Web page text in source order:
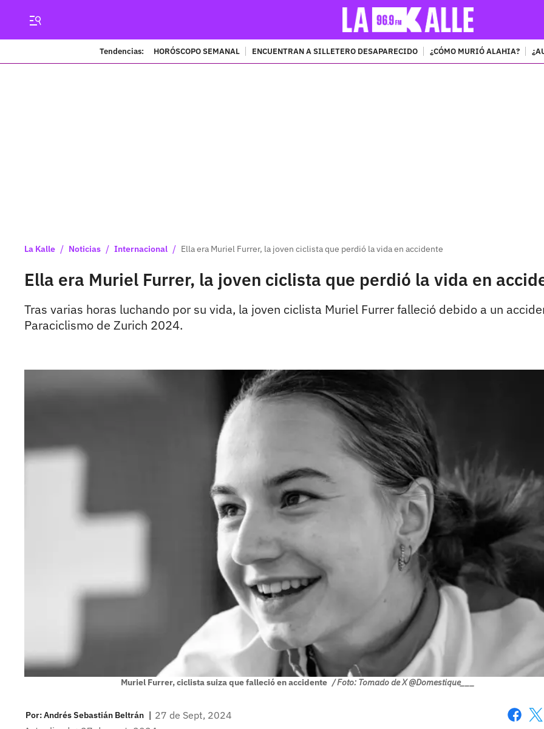
Tendencias: HORÓSCOPO SEMANAL ENCUENTRAN A SILLETERO DESAPARECIDO ¿CÓMO MURIÓ ALAHIA?
La Kalle / Noticias / Internacional / Ella era Muriel Furrer, la joven ciclista que perdió la vida en accidente
Ella era Muriel Furrer, la joven ciclista que perdió la vida en
Tras varias horas luchando por su vida, la joven ciclista Muriel Furrer falleció debido a un
Paraciclismo de Zurich 2024.
Muriel Furrer, ciclista suiza que falleció en accidente / Foto: Tomado de X @Domestique___
Por:Andrés Sebastián Beltrán | 27 de Sept, 2024